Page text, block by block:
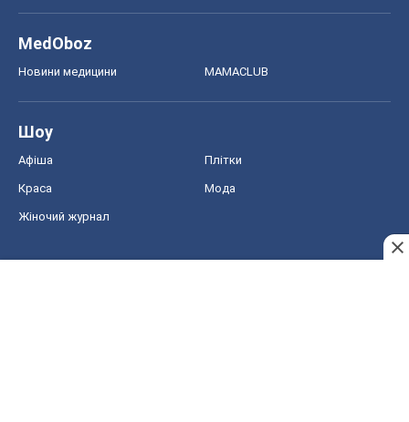
MedOboz
Новини медицини MAMACLUB
Шоу
Афіша Плітки
Краса Мода
Жіночий журнал